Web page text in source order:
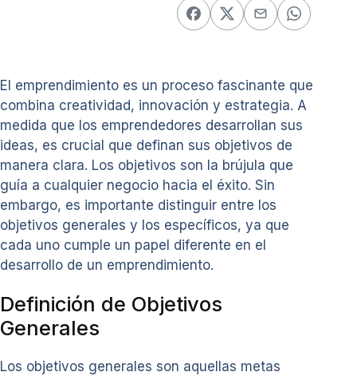
El emprendimiento es un proceso fascinante que
combina creatividad, innovación y estrategia. A
medida que los emprendedores desarrollan sus
ideas, es crucial que definan sus objetivos de
manera clara. Los objetivos son la brújula que
guía a cualquier negocio hacia el éxito. Sin
embargo, es importante distinguir entre los
objetivos generales y los específicos, ya que
cada uno cumple un papel diferente en el
desarrollo de un emprendimiento.
Definición de Objetivos
Generales
Los objetivos generales son aquellas metas